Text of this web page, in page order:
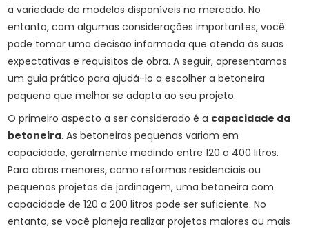
a variedade de modelos disponíveis no mercado. No
entanto, com algumas considerações importantes, você
pode tomar uma decisão informada que atenda às suas
expectativas e requisitos de obra. A seguir, apresentamos
um guia prático para ajudá-lo a escolher a betoneira
pequena que melhor se adapta ao seu projeto.
O primeiro aspecto a ser considerado é a capacidade da
betoneira. As betoneiras pequenas variam em
capacidade, geralmente medindo entre 120 a 400 litros.
Para obras menores, como reformas residenciais ou
pequenos projetos de jardinagem, uma betoneira com
capacidade de 120 a 200 litros pode ser suficiente. No
entanto, se você planeja realizar projetos maiores ou mais